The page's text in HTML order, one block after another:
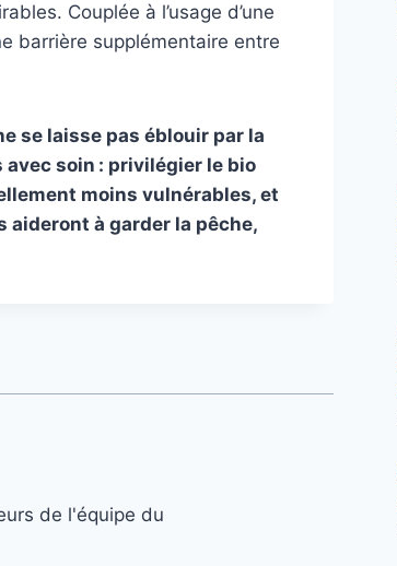
Couplée à l’usage d’une
barrière supplémentaire entre
se laisse pas éblouir par la
soin : privilégier le bio
moins vulnérables, et
à garder la pêche,
de l'équipe du